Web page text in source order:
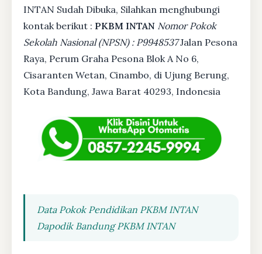
INTAN Sudah Dibuka, Silahkan menghubungi
kontak berikut : PKBM INTAN Nomor Pokok
Sekolah Nasional (NPSN) : P9948537Jalan Pesona
Raya, Perum Graha Pesona Blok A No 6,
Cisaranten Wetan, Cinambo, di Ujung Berung,
Kota Bandung, Jawa Barat 40293, Indonesia
Data Pokok Pendidikan PKBM INTAN
Dapodik Bandung PKBM INTAN